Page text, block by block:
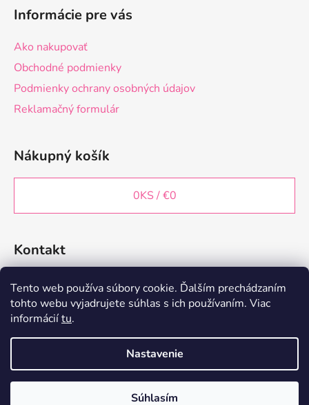
Tento web používa súbory cookie. Ďalším prechádzaním
tohto webu vyjadrujete súhlas s ich používaním. Viac
informáciítu.
Nastavenie
Súhlasím
Informácie pre vás
Ako nakupovať
Obchodné podmienky
Podmienky ochrany osobných údajov
Reklamačný formulár
Nákupný košík
0KS /€0
Kontakt
decorstareshop@gmail.com
+421 902 197 814
Vytvoril Shoptet
DecorStar | Dekorácie